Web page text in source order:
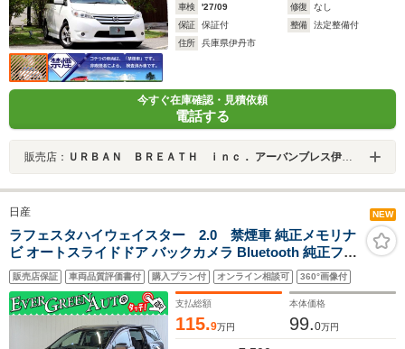
車検
'27/09 修復
なし
保証
保証付 整備
法定整備付
住所
兵庫県伊丹市
今すぐ在庫確認・見積依頼
電話する
販売店： ＵＲＢＡＮ ＢＲＥＡＴＨ ｉｎｃ． アーバンブレス伊丹店
日産 NEW
ラフェスタハイウェイスター 2.0 禁煙車 純正メモリナ
ビ オートスライドドア バックカメラ Bluetooth 純正フル
エアロ 純正15インチアルミホイール ETC インテリジェン
トキー 横滑り防止装置 CD アイドリングストップ
販売店保証 車両品質評価書付 購入プラン付 オンライン相談可 360°画像付
支払総額
115.9万円
本体価格
99.0万円